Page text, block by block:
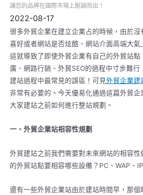
讓您的品牌在國際市場上脫穎而出！
2022-08-17
很多外貿企業在建立企業占的時候，由於沒
喜好或者網站是否炫酷、網站介面高端大氣
這就導致了即使外貿企業有自己的外貿站點
廣、網路行銷、外貿SEO的過程中寸步難
建站過程中最常見的誤區！可見外貿企業建
非常有必要的。今天優易化通過這篇外貿
大家建站之前如何進行整站規劃。
一、外貿企業站相容性規劃
外貿建站之前我們需要對未來網站的相容性
的外貿站點要相容哪些設備？PC、WAP、
還有一些外貿企業站由於建站時間早，那